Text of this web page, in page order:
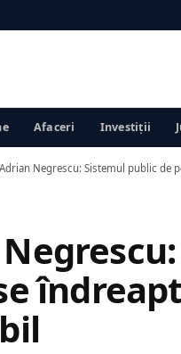
Afaceri Investiții
Adrian Negrescu: Sistemul public de